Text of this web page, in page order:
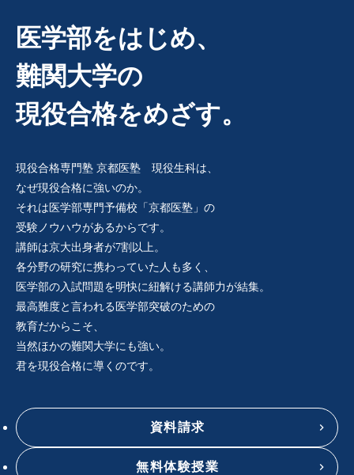
医学部をはじめ、
難関大学の
現役合格をめざす。
現役合格専門塾 京都医塾 現役生科は、
なぜ現役合格に強いのか。
それは医学部専門予備校「京都医塾」の
受験ノウハウがあるからです。
講師は京大出身者が7割以上。
各分野の研究に携わっていた人も多く、
医学部の入試問題を明快に紐解ける講師力が結集。
最高難度と言われる医学部突破のための
教育だからこそ、
当然ほかの難関大学にも強い。
君を現役合格に導くのです。
資料請求
無料体験授業